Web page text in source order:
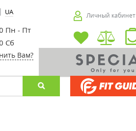
| UA
Пн - Пт
Сб
Вам?
Личный кабинет